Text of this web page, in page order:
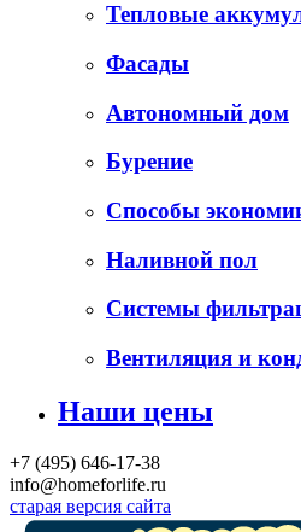
Тепловые
Фасады
Автономный дом
Бурение
Способы
Наливной пол
Системы
Вентиляция и
Наши цены
+7 (495) 646-17-38
info@homeforlife.ru
старая версия сайта